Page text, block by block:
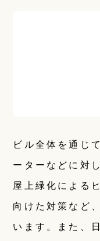
ビル全体を通じ
ーターなどに対
屋上緑化による
向けた対策など
います。また、